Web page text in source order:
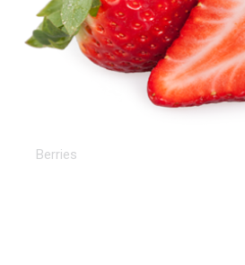
Berries